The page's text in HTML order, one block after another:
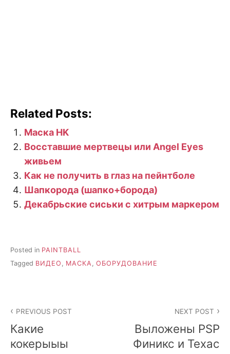
Related Posts:
Маска HK
Восставшие мертвецы или Angel Eyes
живьем
Как не получить в глаз на пейнтболе
Шапкорода (шапко+борода)
Декабрьские сиськи с хитрым маркером
Posted in PAINTBALL
Tagged ВИДЕО , МАСКА, ОБОРУДОВАНИЕ
navigation
PREVIOUS POST
Какие
кокерыыы
NEXT POST
Выложены PSP
Финикс и Техас